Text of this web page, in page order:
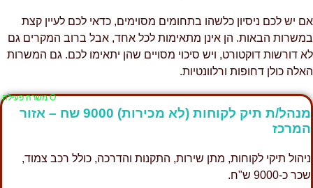
אם יש לכם ניסיון כלשהו בתחומים מסוימים, כדאי לכם לעיין קצת
במשרות הבאות. הן אינן מתאימות לכל אחד, אבל ברוב המקרים גם
לא דורשות דוקטורט, ויש סיכוי מסויים שהן יתאימו לכם. גם המשרות
האלה כולן דחופות ורלוונטיות.
Ο משרה פעילה
מנהל/ת תיק לקוחות (לא מכירות) 9000 שח – אזור
המרכז
ניהול תיקי לקוחות, מתן שירות, התקנות והדרכה, כולל רכב צמוד,
שכר כ-9000 ש"ח.